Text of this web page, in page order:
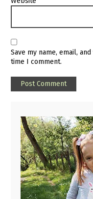
Save my name, email,
time I comment.